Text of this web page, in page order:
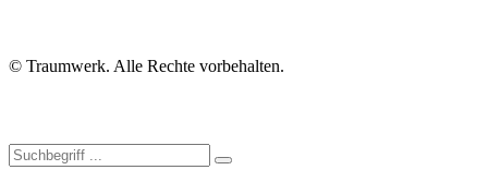
© Traumwerk. Alle Rechte vorbehalten.